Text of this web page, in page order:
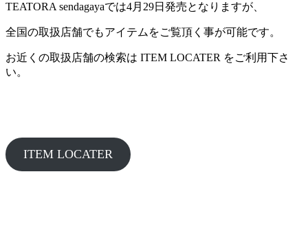
TEATORA sendagayaでは4月29日発売となりますが、
全国の取扱店舗でもアイテムをご覧頂く事が可能です。
お近くの取扱店舗の検索は ITEM LOCATER をご利用下さ
い。
ITEM LOCATER